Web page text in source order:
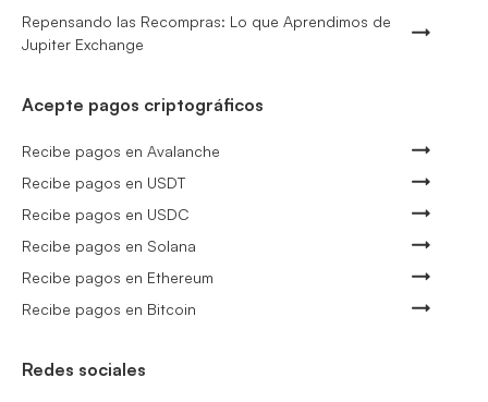
Repensando las Recompras: Lo que Aprendimos de
Jupiter Exchange
Acepte pagos criptográficos
Recibe pagos en Avalanche
Recibe pagos en USDT
Recibe pagos en USDC
Recibe pagos en Solana
Recibe pagos en Ethereum
Recibe pagos en Bitcoin
Redes sociales